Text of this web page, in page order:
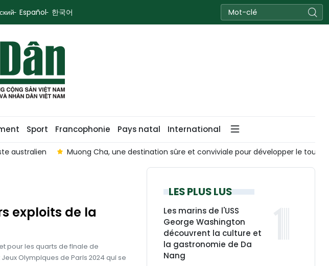
Español 한국어
Sport Francophonie Pays natal International
une destination sûre et conviviale pour développer le tourisme communautaire
exploits de la
pour les quarts de finale de
Olympiques de Paris 2024 qui se
LES PLUS LUS
Les marins de l'USS
George Washington
découvrent la culture et
la gastronomie de Da
Nang